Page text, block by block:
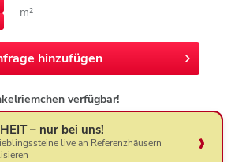
m²
hinzufügen
verfügbar!
– nur bei uns!
live an Referenzhäusern